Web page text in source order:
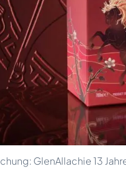
Diplomatico
Don Julio
Gin Mare
Mangabeiras
Hennessy
Martell
Monkey 47
Remy Martin
Ron Zacapa
GlenAllachie 13